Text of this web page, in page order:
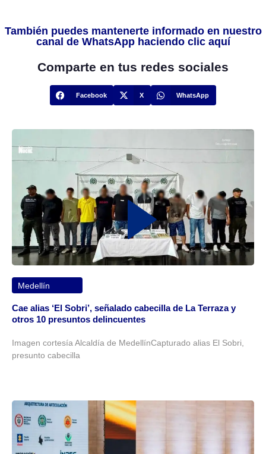
También puedes mantenerte informado en nuestro
canal de WhatsApp haciendo clic aquí
Comparte en tus redes sociales
Facebook X WhatsApp
Medellín
Cae alias ‘El Sobri’, señalado cabecilla de La Terraza y
otros 10 presuntos delincuentes
Imagen cortesía Alcaldía de MedellínCapturado alias El Sobri,
presunto cabecilla